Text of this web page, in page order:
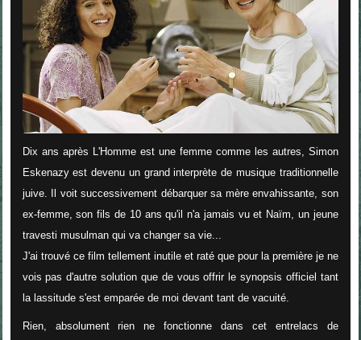
Dix ans après L'Homme est une femme comme les autres, Simon
Eskenazy est devenu un grand interprète de musique traditionnelle
juive. Il voit successivement débarquer sa mère envahissante, son
ex-femme, son fils de 10 ans qu'il n'a jamais vu et Naïm, un jeune
travesti musulman qui va changer sa vie...
J'ai trouvé ce film tellement inutile et raté que pour la première je ne
vois pas d'autre solution que de vous offrir le synopsis officiel tant
la lassitude s'est emparée de moi devant tant de vacuité.
Rien, absolument rien ne fonctionne dans cet entrelacs de